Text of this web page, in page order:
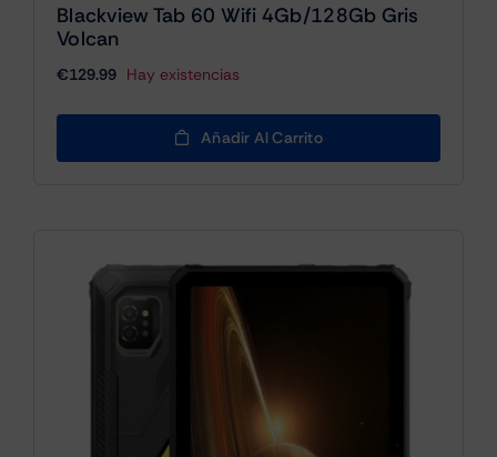
Blackview Tab 60 Wifi 4Gb/128Gb Gris
Volcan
€129.99 Hay existencias
Añadir Al Carrito